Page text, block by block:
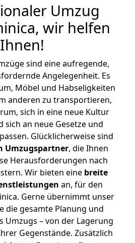
Umzug
wir helfen
Ihnen!
sind eine aufregende,
Angelegenheit. Es
Möbel und Habseligkeiten
anderen zu transportieren,
sich in eine neue Kultur
sich an neue Gesetze und
Glücklicherweise sind
Umzugspartner, die Ihnen
Herausforderungen nach
Wir bieten eine breite
an, für den
Gerne übernimmt unser
die gesamte Planung und
Umzugs – von der Lagerung
Gegenstände. Zusätzlich